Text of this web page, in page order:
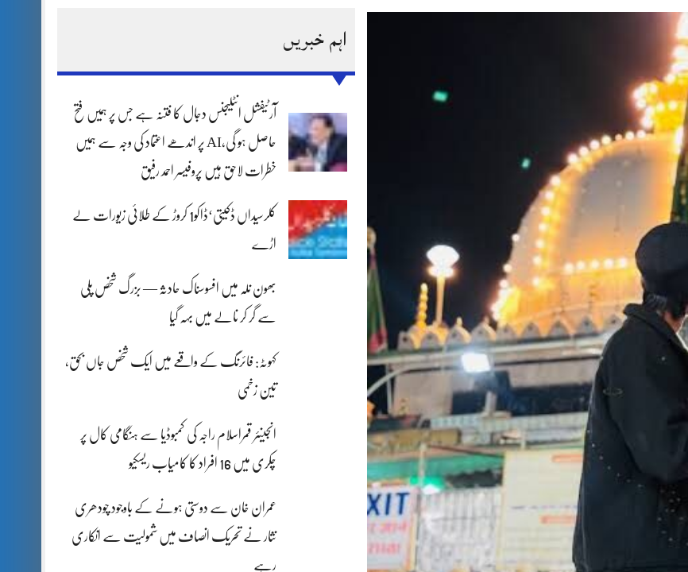
اہم خبریں
آرٹیفشل انٹلیجنس دجال کا فتنہ ہے جس پر ہمیں فتح
حاصل ہو گی،AI پر اندھے اعتماد کی وجہ سے ہمیں
خطرات لاحق ہیں پروفیسر احمد رفیق
کلرسیداں ڈکیتی‘ڈاکو1 کروڑ کے طلائی زیورات لے
اڑے
بھون نلہ میں افسوسناک حادثہ — بزرگ شخص پلی
سے گر کر نالے میں بہہ گیا
کہوٹہ: فائرنگ کے واقعے میں ایک شخص جاں بحق،
تین زخمی
انجینئر قمراسلام راجہ کی کمبوڈیا سے ہنگامی کال پر
چکری میں 16 افراد کا کامیاب ریسکیو
عمران خان سے دوستی ہونے کے باوجود چودھری
نثار نے تحریک انصاف میں شمولیت سے انکاری
رہے